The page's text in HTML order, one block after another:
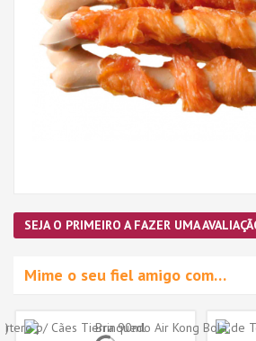
SEJA O PRIMEIRO A FAZER UMA
Mime o seu fiel amigo com…